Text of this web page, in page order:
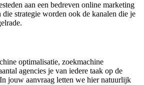
aan een bedreven online marketing
strategie worden ook de kanalen die je
optimalisatie, zoekmachine
agencies je van iedere taak op de
jouw aanvraag letten we hier natuurlijk